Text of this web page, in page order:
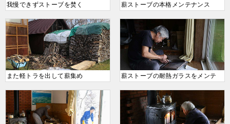
我慢できずストーブを焚く 薪ストーブの本格メンテナンス
また軽トラを出して薪集め 薪ストーブの耐熱ガラスをメンテ